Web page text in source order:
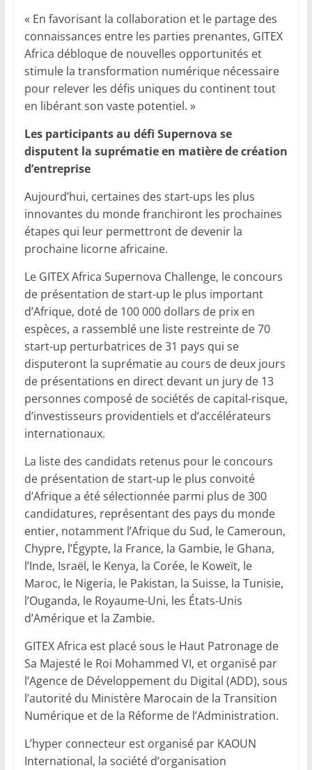
« En favorisant la collaboration et le partage des
connaissances entre les parties prenantes, GITEX
Africa débloque de nouvelles opportunités et
stimule la transformation numérique nécessaire
pour relever les défis uniques du continent tout
en libérant son vaste potentiel. »
Les participants au défi Supernova se
disputent la suprématie en matière de création
d’entreprise
Aujourd’hui, certaines des start-ups les plus
innovantes du monde franchiront les prochaines
étapes qui leur permettront de devenir la
prochaine licorne africaine.
Le GITEX Africa Supernova Challenge, le concours
de présentation de start-up le plus important
d’Afrique, doté de 100 000 dollars de prix en
espèces, a rassemblé une liste restreinte de 70
start-up perturbatrices de 31 pays qui se
disputeront la suprématie au cours de deux jours
de présentations en direct devant un jury de 13
personnes composé de sociétés de capital-risque,
d’investisseurs providentiels et d’accélérateurs
internationaux.
La liste des candidats retenus pour le concours
de présentation de start-up le plus convoité
d’Afrique a été sélectionnée parmi plus de 300
candidatures, représentant des pays du monde
entier, notamment l’Afrique du Sud, le Cameroun,
Chypre, l’Égypte, la France, la Gambie, le Ghana,
l’Inde, Israël, le Kenya, la Corée, le Koweït, le
Maroc, le Nigeria, le Pakistan, la Suisse, la Tunisie,
l’Ouganda, le Royaume-Uni, les États-Unis
d’Amérique et la Zambie.
GITEX Africa est placé sous le Haut Patronage de
Sa Majesté le Roi Mohammed VI, et organisé par
l’Agence de Développement du Digital (ADD), sous
l’autorité du Ministère Marocain de la Transition
Numérique et de la Réforme de l’Administration.
L’hyper connecteur est organisé par KAOUN
International, la société d’organisation